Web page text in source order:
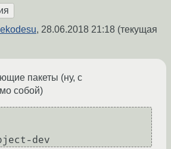
, 28.06.2018 21:18 (текущая
пакеты (ну, с
собой)